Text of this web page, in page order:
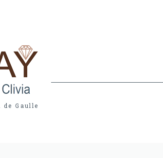
de Gaulle